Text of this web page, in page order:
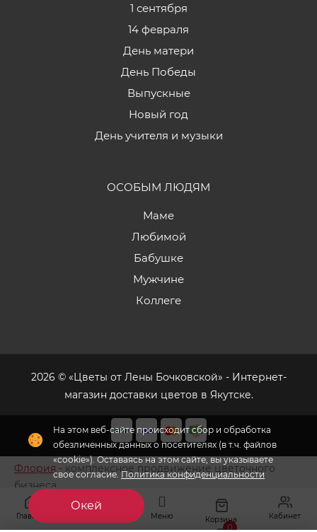
Главная Меню Корзина
0
Кабинет
На этом веб-сайте происходит сбор и обработка
обезличенных данных о посетителях (в т.ч. файлов
«cookie»). Оставаясь на этом сайте, вы указываете
свое согласие.Политика конфиденциальности
Окей
1 сентября
14 февраля
День матери
День Победы
Выпускные
Новый год
День учителя и музыки
ОСОБЫМ ЛЮДЯМ
Маме
Любимой
Бабушке
Мужчине
Коллеге
2026 © «Цветы от Лены Бочковской» - Интернет-
магазин доставки цветов в Якутске.
Флория - комплексное продвижение цветочного
бизнеса